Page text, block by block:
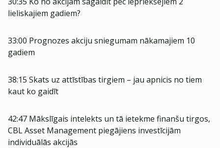
lieliskajiem gadiem?
33:00 Prognozes akciju sniegumam nākamajiem 10
gadiem
38:15 Skats uz attīstības tirgiem – jau apnicis no tiem
kaut ko gaidīt
42:47 Mākslīgais intelekts un tā ietekme finanšu tirgos,
CBL Asset Management piegājiens investīcijām
individuālās akcijās